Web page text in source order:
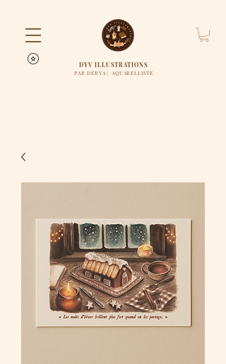
DYV ILLUSTRATIONS
PAR DERYA | AQUARELLISTE